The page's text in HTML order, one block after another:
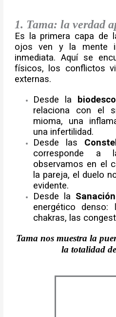
1. Tama: la verdad
Es la primera capa de
ojos ven y la mente
inmediata. Aquí se
físicos, los conflictos
externas.
Desde la
relaciona con el
mioma, una
una infertilidad.
Desde las
corresponde a
observamos en el
la pareja, el duelo
evidente.
Desde la
energético
chakras, las
Tama nos muestra la
la totalidad